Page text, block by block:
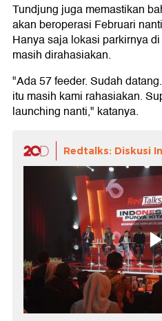
Tundjung juga memastikan
akan beroperasi Februari
Hanya saja lokasi parkirnya
masih dirahasiakan.
"Ada 57 feeder. Sudah
itu masih kami rahasiakan.
launching nanti," katanya.
Redtalks: Diskusi